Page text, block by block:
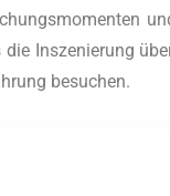
Insze­nie­rung
besuchen.